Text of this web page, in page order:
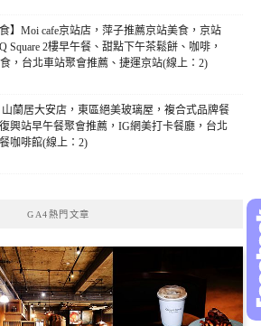
食】Moi cafe京站店，萍子推薦京站美食，京站
Square 2樓早午餐、甜點下午茶鬆餅、咖啡，
，台北車站聚會推薦、捷運京站(線上：2)
蘭居大安店，東區絕美玻璃屋，複合式品牌餐
興站早午餐聚會推薦，IG網美打卡餐廳，台北
咖啡館(線上：2)
GA4熱門文章